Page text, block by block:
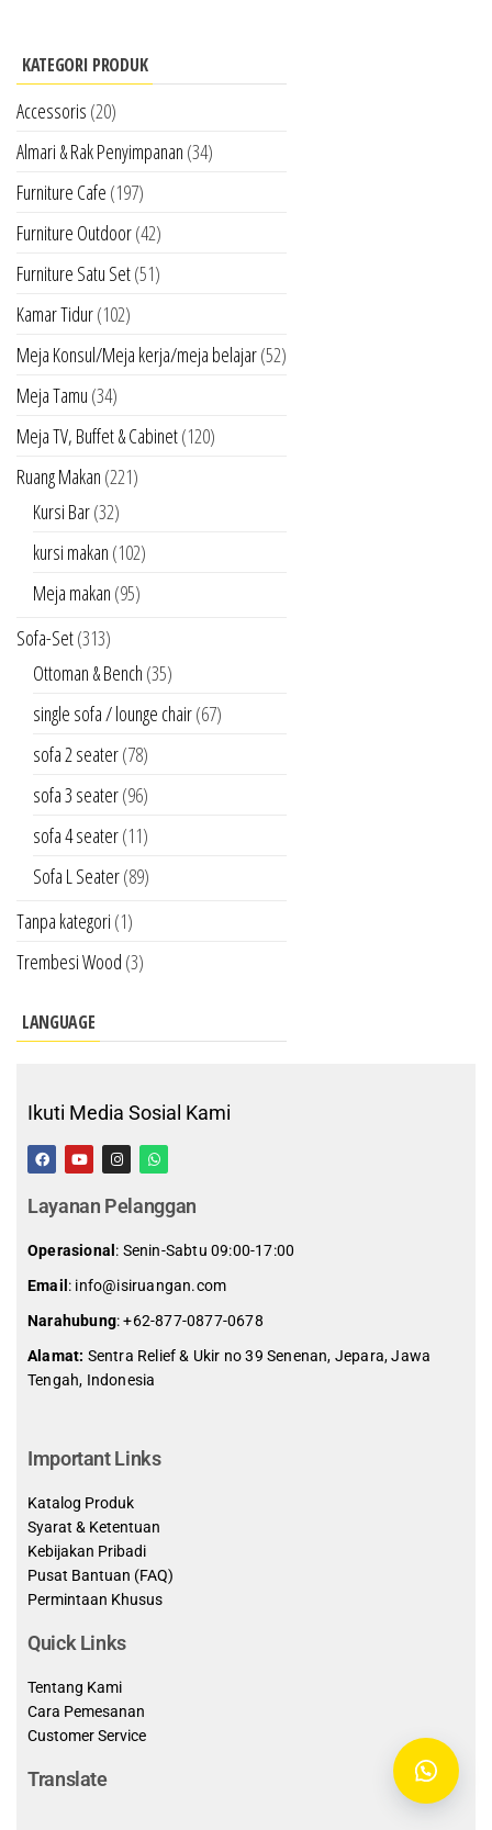
KATEGORI PRODUK
Accessoris (20)
Almari & Rak Penyimpanan (34)
Furniture Cafe (197)
Furniture Outdoor(42)
Furniture Satu Set(51)
Kamar Tidur(102)
Meja Konsul/Meja kerja/meja belajar(52)
Meja Tamu (34)
Meja TV, Buffet & Cabinet(120)
Ruang Makan (221)
Kursi Bar(32)
kursi makan (102)
Meja makan (95)
Sofa-Set(313)
Ottoman & Bench (35)
single sofa / lounge chair(67)
sofa 2 seater(78)
sofa 3 seater(96)
sofa 4 seater(11)
Sofa L Seater(89)
Tanpa kategori (1)
Trembesi Wood (3)
LANGUAGE
Ikuti Media Sosial Kami
Layanan Pelanggan
Operasional : Senin-Sabtu 09:00-17:00
Email : info@isiruangan.com
Narahubung:+62-877-0877-0678
Alamat: Sentra Relief & Ukir no 39 Senenan, Jepara, Jawa
Tengah, Indonesia
Important Links
Katalog Produk
Syarat & Ketentuan
Kebijakan Pribadi
Pusat Bantuan (FAQ)
Permintaan Khusus
Quick Links
Tentang Kami
Cara Pemesanan
Customer Service
Translate